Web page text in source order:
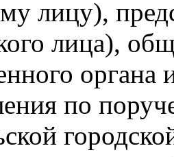
лицу),
лица),
органа
по